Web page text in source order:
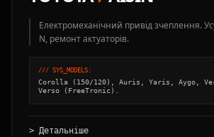
Електромеханічний привід зчеплення.
N, ремонт актуаторів.
/// SYS_MODELS:
Corolla (150/120), Auris, Yaris, Aygo,
Verso (FreeTronic).
> Детальніше